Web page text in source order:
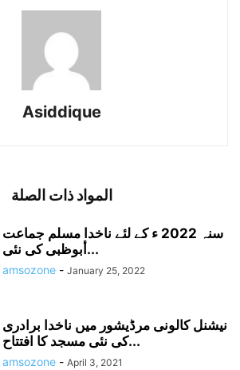
Asiddique
المواد ذات الصلة
سنہ 2022 ء کے لئے ناخدا مسلم جماعت
أبوظبی کی نئی...
amsozone - January 25, 2022
نیشنل کالونی مرڈیشور میں ناخدا برادری
کی نئی مسجد کا افتتاح...
amsozone - April 3, 2021